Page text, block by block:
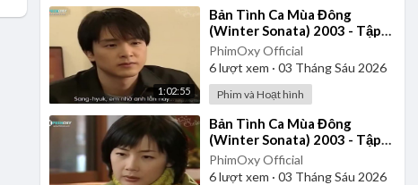
1:02:55
⁣Bản Tình Ca Mùa Đông
(Winter Sonata) 2003 - Tập
19 | Vietsub
PhimOxy Official
6lượt xem · 03 Tháng Sáu 2026
Phim và Hoạt hình
⁣Bản Tình Ca Mùa Đông
(Winter Sonata) 2003 - Tập
10 | Vietsub
PhimOxy Official
6lượt xem · 03 Tháng Sáu 2026